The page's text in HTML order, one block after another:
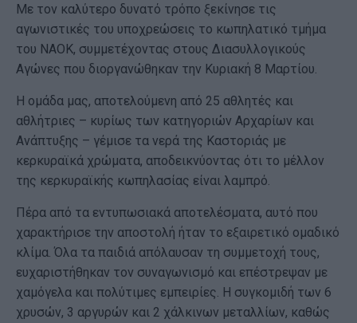
Με τον καλύτερο δυνατό τρόπο ξεκίνησε τις
αγωνιστικές του υποχρεώσεις το κωπηλατικό τμήμα
του ΝΑΟΚ, συμμετέχοντας στους Διασυλλογικούς
Αγώνες που διοργανώθηκαν την Κυριακή 8 Μαρτίου.
Η ομάδα μας, αποτελούμενη από 25 αθλητές και
αθλήτριες – κυρίως των κατηγοριών Αρχαρίων και
Ανάπτυξης – γέμισε τα νερά της Καστοριάς με
κερκυραϊκά χρώματα, αποδεικνύοντας ότι το μέλλον
της κερκυραϊκής κωπηλασίας είναι λαμπρό.
Πέρα από τα εντυπωσιακά αποτελέσματα, αυτό που
χαρακτήρισε την αποστολή ήταν το εξαιρετικό ομαδικό
κλίμα. Όλα τα παιδιά απόλαυσαν τη συμμετοχή τους,
ευχαριστήθηκαν τον συναγωνισμό και επέστρεψαν με
χαμόγελα και πολύτιμες εμπειρίες. Η συγκομιδή των 6
χρυσών, 3 αργυρών και 2 χάλκινων μεταλλίων, καθώς